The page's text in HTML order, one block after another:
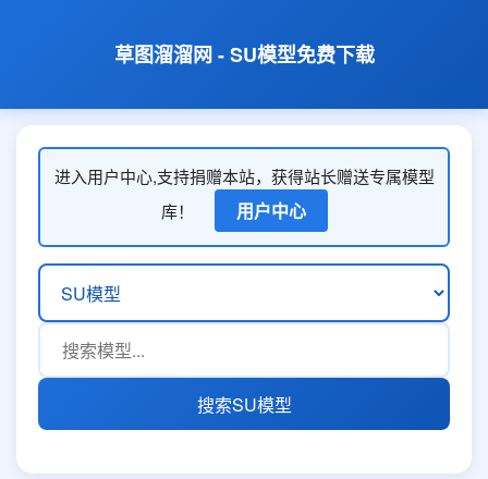
草图溜溜网 - SU模型免费下载
进入用户中心,支持捐赠本站，获得站长赠送专属模型
库！
用户中心
搜索SU模型